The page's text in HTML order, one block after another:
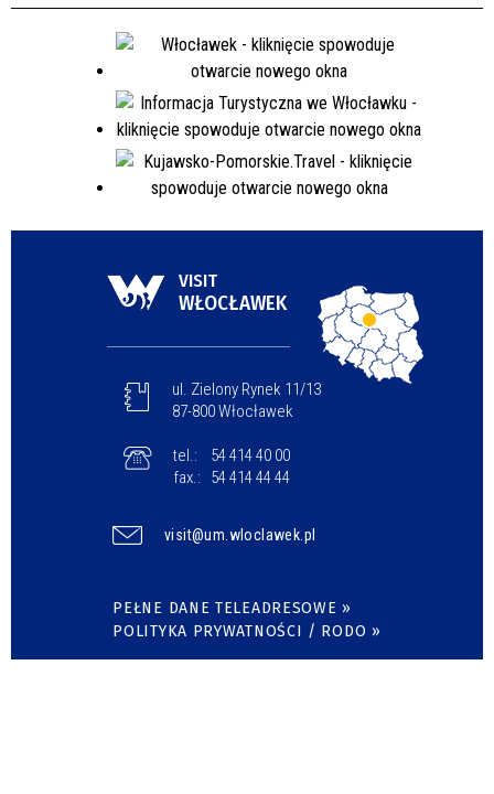
VISIT
WŁOCŁAWEK
ul. Zielony Rynek 11/13
87-800 Włocławek
tel.:
54 414 40 00
fax.:
54 414 44 44
visit@um.wloclawek.pl
PEŁNE DANE TELEADRESOWE »
POLITYKA PRYWATNOŚCI / RODO »